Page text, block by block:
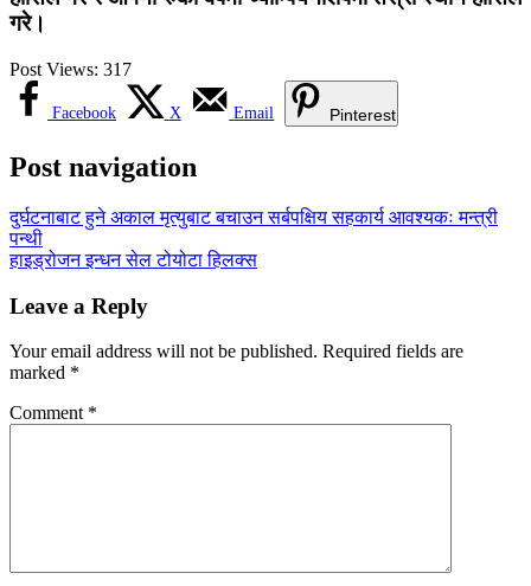
गरे।
Post Views: 317
Facebook X Email Pinterest
Post navigation
दुर्घटनाबाट हुने अकाल मृत्युबाट बचाउन सर्बपक्षिय सहकार्य आवश्यकः मन्त्री
पन्थी
हाइड्रोजन इन्धन सेल टोयोटा हिलक्स
Leave a Reply
Your email address will not be published. Required fields are
marked *
Comment *